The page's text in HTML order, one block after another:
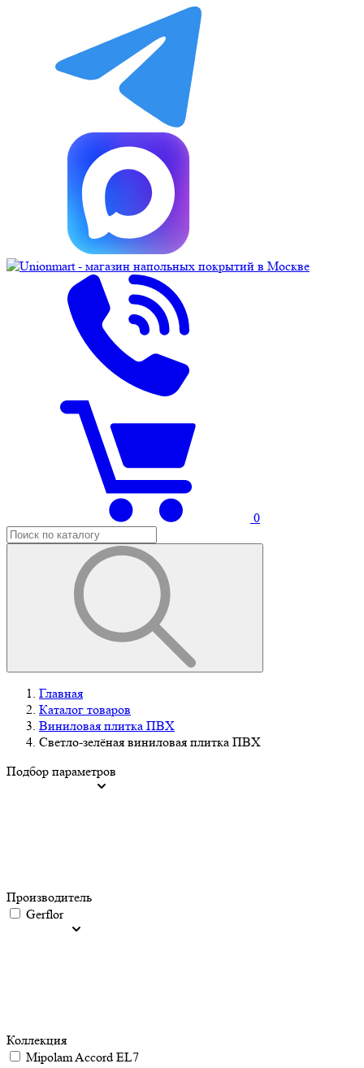
0
Главная
Каталог товаров
Виниловая плитка ПВХ
Светло-зелёная виниловая плитка ПВХ
Подбор параметров
Производитель
Gerflor
Коллекция
Mipolam Accord EL7